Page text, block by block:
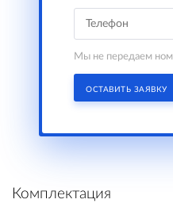
Мы не передаем
ОСТАВИТЬ ЗАЯВКУ
Комплектация